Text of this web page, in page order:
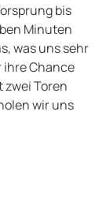
bis
Minuten
was uns sehr
Chance
Toren
wir uns